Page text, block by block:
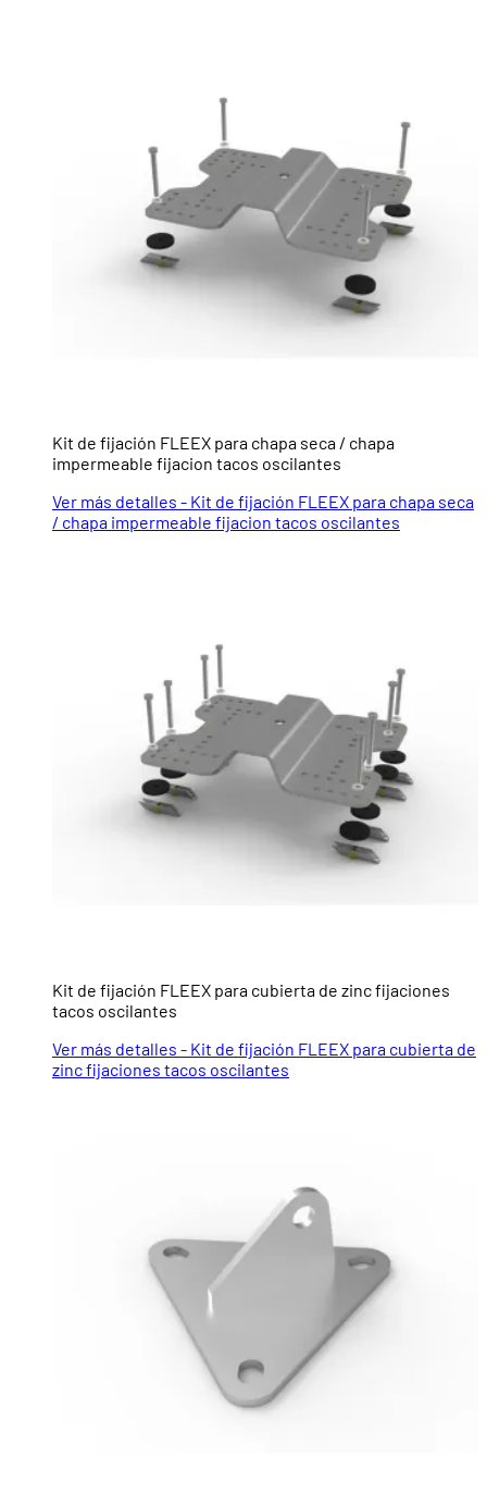
Kit de fijación FLEEX para chapa seca / chapa
impermeable fijacion tacos oscilantes
Ver más detalles - Kit de fijación FLEEX para chapa seca
/ chapa impermeable fijacion tacos oscilantes
Kit de fijación FLEEX para cubierta de zinc fijaciones
tacos oscilantes
Ver más detalles - Kit de fijación FLEEX para cubierta de
zinc fijaciones tacos oscilantes